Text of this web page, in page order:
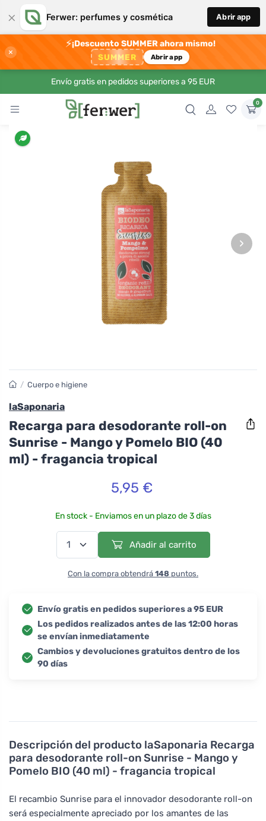
× Ferwer: perfumes y cosmética Abrir app
×
⚡¡Descuento SUMMER ahora mismo!
SUMMER Abrir app
Envío gratis en pedidos superiores a 95 EUR
0
›
Descripción del producto laSaponaria Recarga
para desodorante roll-on Sunrise - Mango y
Pomelo BIO (40 ml) - fragancia tropical
El recambio Sunrise para el innovador desodorante roll-on
será especialmente apreciado por los amantes de las
/ Cuerpo e higiene
laSaponaria
Recarga para desodorante roll-on
Sunrise - Mango y Pomelo BIO (40
ml) - fragancia tropical
5,95 €
En stock - Enviamos en un plazo de 3 días
Añadir al carrito
Con la compra obtendrá 148 puntos.
Envío gratis en pedidos superiores a 95 EUR
Los pedidos realizados antes de las 12:00 horas
se envían inmediatamente
Cambios y devoluciones gratuitos dentro de los
90 días